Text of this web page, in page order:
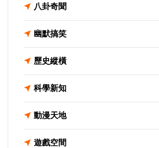
八卦奇聞
幽默搞笑
歷史縱橫
科學新知
動漫天地
遊戲空間